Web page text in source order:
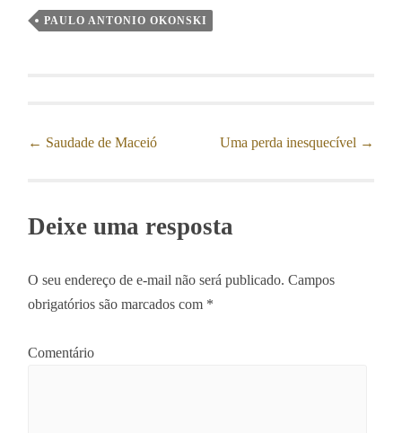
PAULO ANTONIO OKONSKI
← Saudade de Maceió Uma perda inesquecível →
Deixe uma resposta
O seu endereço de e-mail não será publicado. Campos
obrigatórios são marcados com *
Comentário